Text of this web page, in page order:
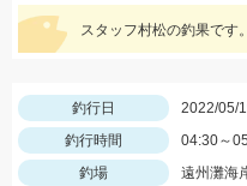
釣行日
2022/05/
釣行時間
04:30～
釣場
遠州灘海